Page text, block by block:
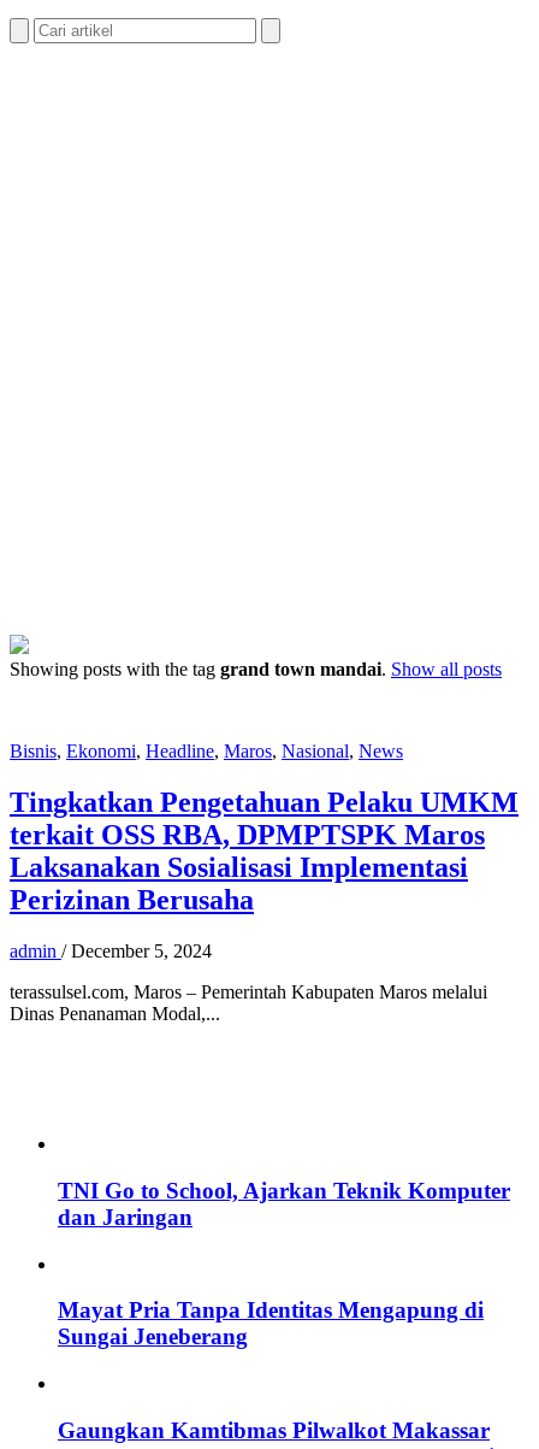
Showing posts with the tag grand town mandai. Show all posts
Bisnis, Ekonomi, Headline, Maros, Nasional, News
Tingkatkan Pengetahuan Pelaku UMKM
terkait OSS RBA, DPMPTSPK Maros
Laksanakan Sosialisasi Implementasi
Perizinan Berusaha
admin / December 5, 2024
terassulsel.com, Maros – Pemerintah Kabupaten Maros melalui
Dinas Penanaman Modal,...
TNI Go to School, Ajarkan Teknik Komputer
dan Jaringan
Mayat Pria Tanpa Identitas Mengapung di
Sungai Jeneberang
Gaungkan Kamtibmas Pilwalkot Makassar